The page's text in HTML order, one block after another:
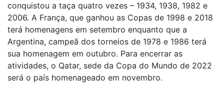
conquistou a taça quatro vezes – 1934, 1938, 1982 e
2006. A França, que ganhou as Copas de 1998 e 2018
terá homenagens em setembro enquanto que a
Argentina, campeã dos torneios de 1978 e 1986 terá
sua homenagem em outubro. Para encerrar as
atividades, o Qatar, sede da Copa do Mundo de 2022
será o país homenageado em novembro.